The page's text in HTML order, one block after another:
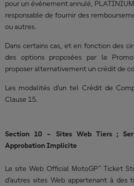
pour un événement annulé, PLATINIUM
responsable de fournir des
ou autres.
Dans certains cas, et en fonction des
des options proposées par le
proposer alternativement un crédit de
Les modalités d'un tel Crédit de
Clause 15.
Section 10 – Sites Web Tiers ;
Approbation Implicite
Le site Web Official MotoGP™ Ticket
d’autres sites Web appartenant à des